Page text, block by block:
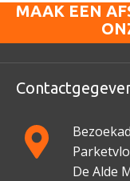
MAAK EEN
De Alde